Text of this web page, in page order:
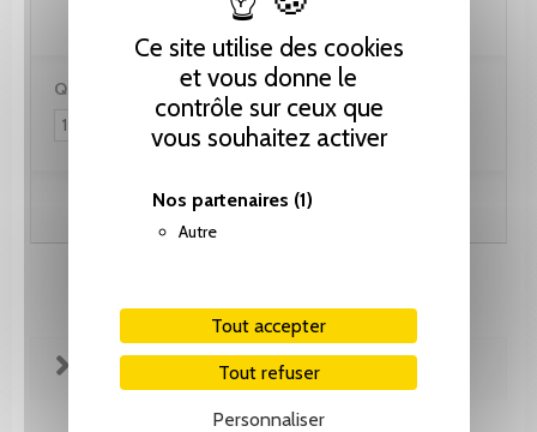
Ce site utilise des cookies
et vous donne le
contrôle sur ceux que
vous souhaitez activer
Nos partenaires (1)
Autre
Tout accepter
Tout refuser
Personnaliser
Quantité :
Ajouter au panier
FICHE TECHNIQUE